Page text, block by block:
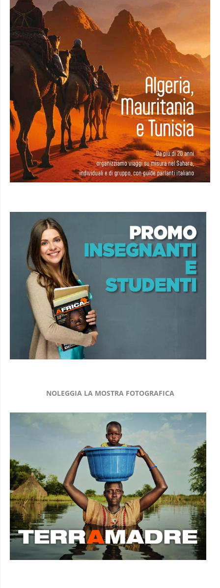
NOLEGGIA LA MOSTRA FOTOGRAFICA